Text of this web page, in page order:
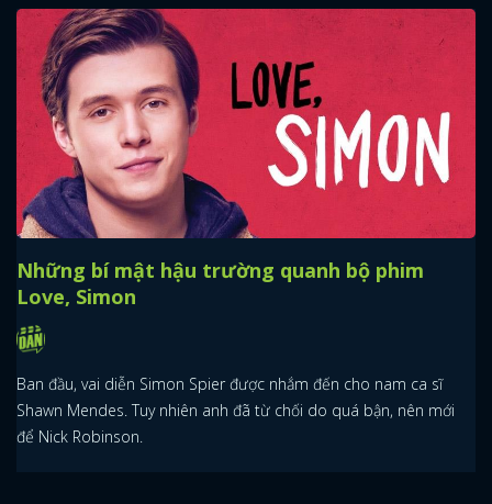
Những bí mật hậu trường quanh bộ phim
Love, Simon
Ban đầu, vai diễn Simon Spier được nhắm đến cho nam ca sĩ
Shawn Mendes. Tuy nhiên anh đã từ chối do quá bận, nên mới
để Nick Robinson.